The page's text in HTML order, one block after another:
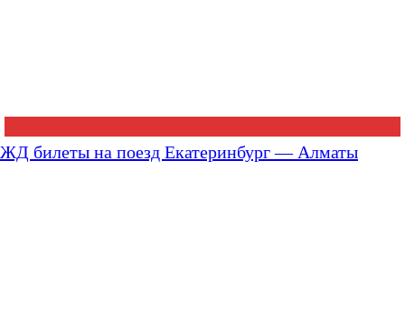
ЖД билеты на поезд Екатеринбург — Алматы